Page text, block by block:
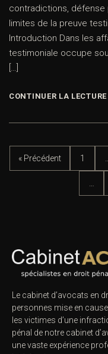
contradictions,
limites de la preuve
Introduction Dans les
testimoniale occupe
[…]
CONTINUER LA LECTURE
« Précédent 1
Le cabinet d’avocats en
personnes mise en
les victimes d’une
pénal de notre cabinet
une vaste expérience